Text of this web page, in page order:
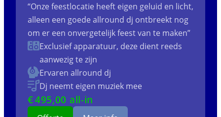
“Onze feestlocatie heeft eigen geluid en licht,
alleen een goede allround dj ontbreekt nog
om er een onvergetelijk feest van te maken”
Exclusief apparatuur, deze dient reeds
aanwezig te zijn
Ervaren allround dj
Dj neemt eigen muziek mee
€495,00 all-in